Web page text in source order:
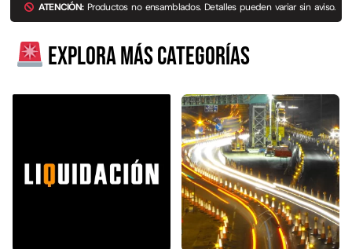
ATENCIÓN:Productos no ensamblados. Detalles pueden variar sin aviso.
Explora más categorías